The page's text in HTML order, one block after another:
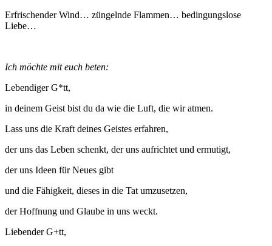
Erfrischender Wind… züngelnde Flammen… bedingungslose
Liebe…
Ich möchte mit euch beten:
Lebendiger G*tt,
in deinem Geist bist du da wie die Luft, die wir atmen.
Lass uns die Kraft deines Geistes erfahren,
der uns das Leben schenkt, der uns aufrichtet und ermutigt,
der uns Ideen für Neues gibt
und die Fähigkeit, dieses in die Tat umzusetzen,
der Hoffnung und Glaube in uns weckt.
Liebender G+tt,